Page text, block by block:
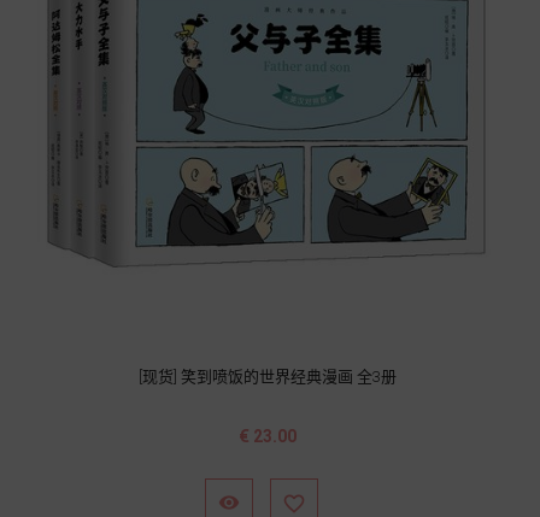
[现货] 笑到喷饭的世界经典漫画 全3册
价
€ 23.00
 